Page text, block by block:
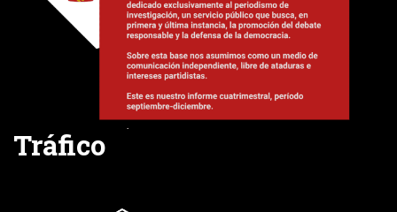
Tráfico